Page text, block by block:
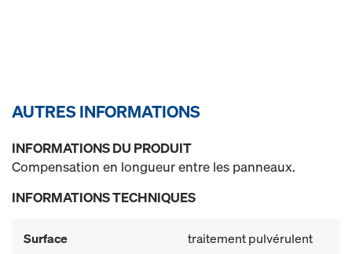
AUTRES INFORMATIONS
INFORMATIONS DU PRODUIT
Compensation en longueur entre les panneaux.
INFORMATIONS TECHNIQUES
Surface traitement pulvérulent